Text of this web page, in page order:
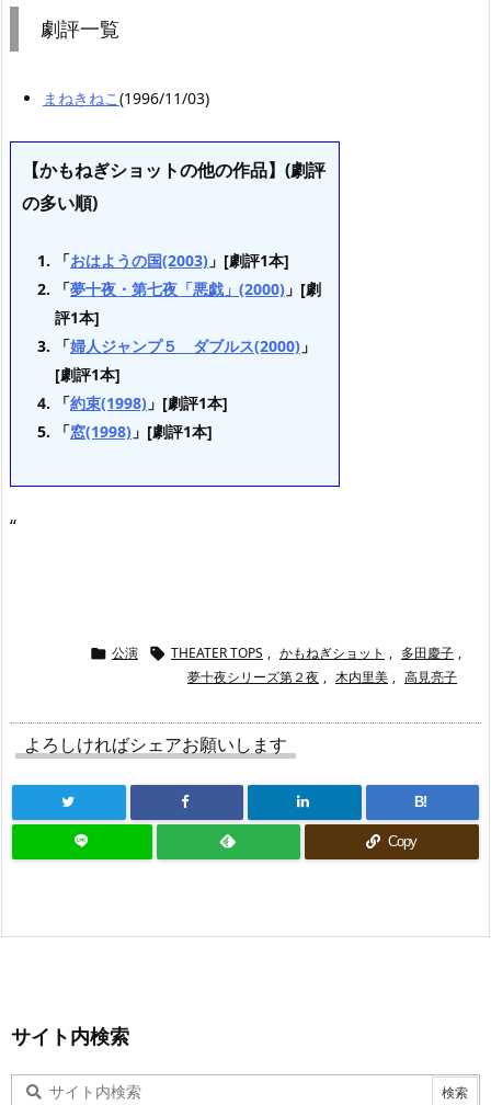
劇評一覧
まねきねこ(1996/11/03)
【かもねぎショットの他の作品】(劇評
の多い順)
「おはようの国(2003) 」[劇評1本]
「夢十夜・第七夜「悪戯」(2000) 」[劇
評1本]
「婦人ジャンプ５ ダブルス(2000) 」
[劇評1本]
「約束(1998) 」[劇評1本]
「窓(1998) 」[劇評1本]
“
 公演  THEATER TOPS , かもねぎショット , 多田慶子 ,
夢十夜シリーズ第２夜 , 木内里美 , 高見亮子
よろしければシェアお願いします
B!
Copy
サイト内検索